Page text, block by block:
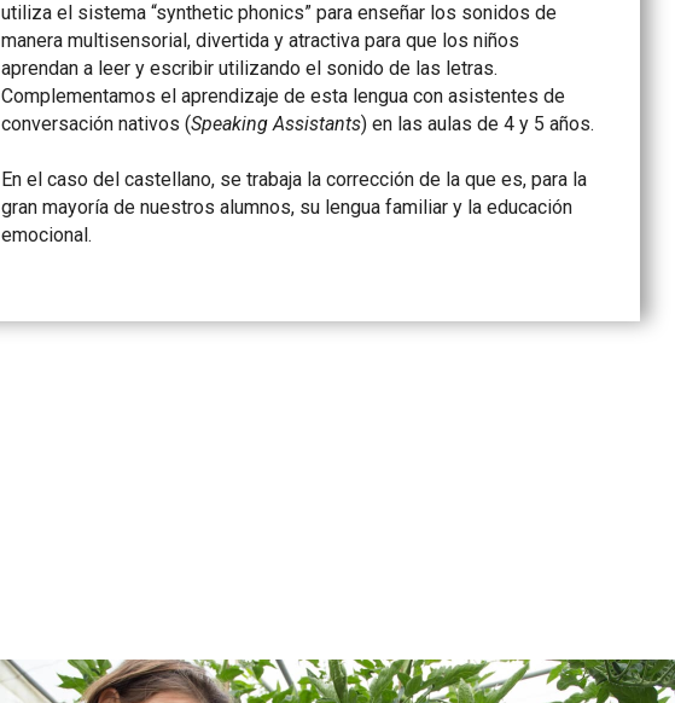
utiliza el sistema “synthetic phonics” para enseñar los sonidos de
manera multisensorial, divertida y atractiva para que los niños
aprendan a leer y escribir utilizando el sonido de las letras.
Complementamos el aprendizaje de esta lengua con asistentes de
conversación nativos (Speaking Assistants) en las aulas de 4 y 5 años.
En el caso del castellano, se trabaja la corrección de la que es, para la
gran mayoría de nuestros alumnos, su lengua familiar y la educación
emocional.